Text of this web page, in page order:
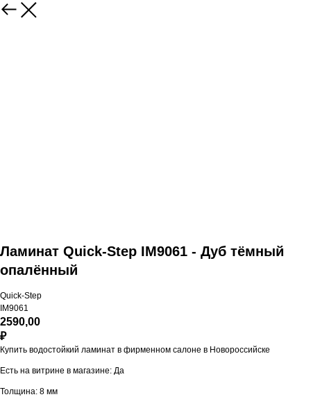
Ламинат Quick-Step IM9061 - Дуб тёмный
опалённый
Quick-Step
IM9061
2590,00
₽
Купить водостойкий ламинат в фирменном салоне в Новороссийске
Есть на витрине в магазине: Да
Толщина: 8 мм